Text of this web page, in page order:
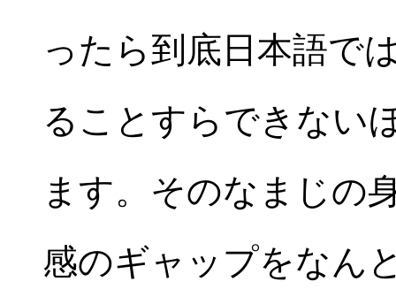
ったら到底日本語で
ることすらできない
ます。そのなまじの
感のギャップをなん